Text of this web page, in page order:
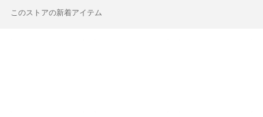
このストアの新着アイテム